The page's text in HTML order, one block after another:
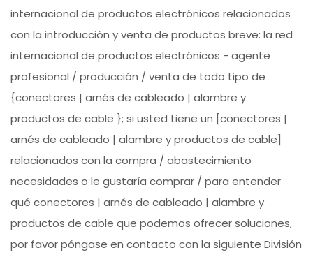
internacional de productos electrónicos relacionados
con la introducción y venta de productos breve: la red
internacional de productos electrónicos - agente
profesional / producción / venta de todo tipo de
{conectores | arnés de cableado | alambre y
productos de cable }; si usted tiene un [conectores |
arnés de cableado | alambre y productos de cable]
relacionados con la compra / abastecimiento
necesidades o le gustaría comprar / para entender
qué conectores | arnés de cableado | alambre y
productos de cable que podemos ofrecer soluciones,
por favor póngase en contacto con la siguiente División